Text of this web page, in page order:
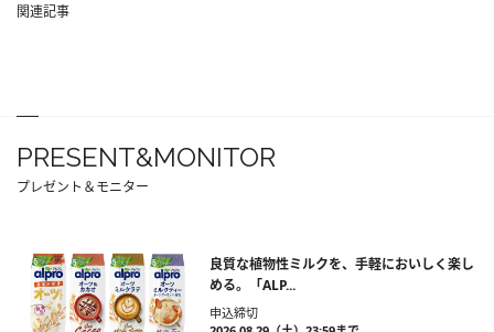
関連記事
PRESENT&MONITOR
プレゼント＆モニター
良質な植物性ミルクを、手軽においしく楽し
める。「ALP...
申込締切